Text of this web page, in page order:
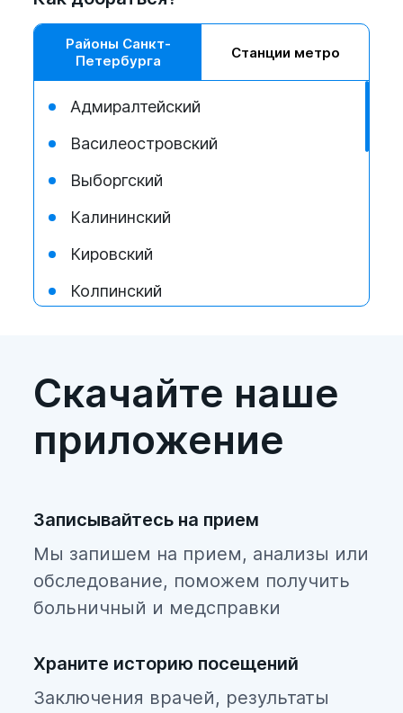
Районы Санкт-
Петербурга
Станции метро
Адмиралтейский
Василеостровский
Выборгский
Калининский
Кировский
Колпинский
Кронштадтский
Курортный
Московский
Невский
Петроградский
Петродворцовый
Приморский
Пушкинский
Скачайте наше
приложение
Записывайтесь на прием
Мы запишем на прием, анализы или
обследование, поможем получить
больничный и медсправки
Храните историю посещений
Заключения врачей, результаты